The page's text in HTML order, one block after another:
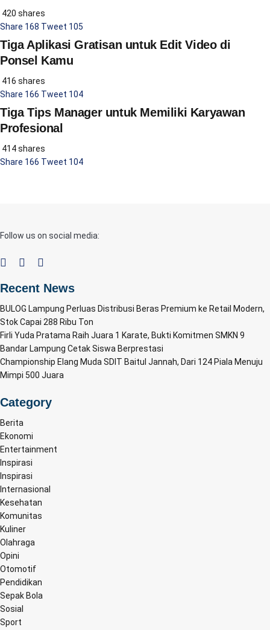
420 shares
Share 168 Tweet 105
Tiga Aplikasi Gratisan untuk Edit Video di
Ponsel Kamu
416 shares
Share 166 Tweet 104
Tiga Tips Manager untuk Memiliki Karyawan
Profesional
414 shares
Share 166 Tweet 104
Follow us on social media:
Recent News
BULOG Lampung Perluas Distribusi Beras Premium ke Retail Modern,
Stok Capai 288 Ribu Ton
Firli Yuda Pratama Raih Juara 1 Karate, Bukti Komitmen SMKN 9
Bandar Lampung Cetak Siswa Berprestasi
Championship Elang Muda SDIT Baitul Jannah, Dari 124 Piala Menuju
Mimpi 500 Juara
Category
Berita
Ekonomi
Entertainment
Inspirasi
Inspirasi
Internasional
Kesehatan
Komunitas
Kuliner
Olahraga
Opini
Otomotif
Pendidikan
Sepak Bola
Sosial
Sport